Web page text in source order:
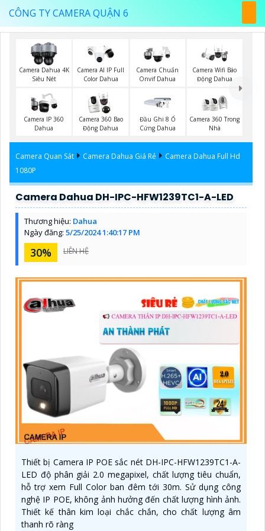
CÔNG TY CAMERA QUẬN 6
Camera Dahua 4K
Siêu Nét
Camera AI IP Full
Color Dahua
Camera Chuẩn
Onvif Dahua
Camera Wifi Báo
Động Dahua
Camera IP 360
Dahua
Camera 360 Bao
Động Dahua
Đầu Ghi 8 Ổ
Cứng Dahua
Camera 360 Trong
Nhà
Camera Quan Sát Camera Dahua Giá Rẻ
Camera Dahua Full Hd
1080P
Camera Dahua DH-IPC-HFW1239TC1-A-LED
Thương hiệu: Dahua
Ngày đăng: 5/25/2024 1:40:17 PM
30% LIÊN HỆ
Thiết bị Camera IP POE sắc nét DH-IPC-HFW1239TC1-A-
LED độ phân giải 2.0 megapixel, chất lượng tiêu chuẩn,
hỗ trợ xem Full Color ban đêm tới 30m. Sử dụng công
nghệ IP POE, không ảnh hưởng đến chất lượng hình ảnh.
Thiết kế thân kim loại chắc chắn, cho chất lượng âm
thanh rõ ràng